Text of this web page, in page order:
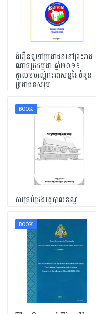
ជំរឿនទូទៅប្រជាជននៅព្រះរាជ
ណាចក្រកម្ពុជា ឆ្នាំ២០១៩
តួលេខបណ្តោះអាសន្ននៃចំនួន
ប្រជាជនសរុប
BOOK
ការគ្រប់គ្រងរដ្ឋបាលខណ្ឌ
BOOK